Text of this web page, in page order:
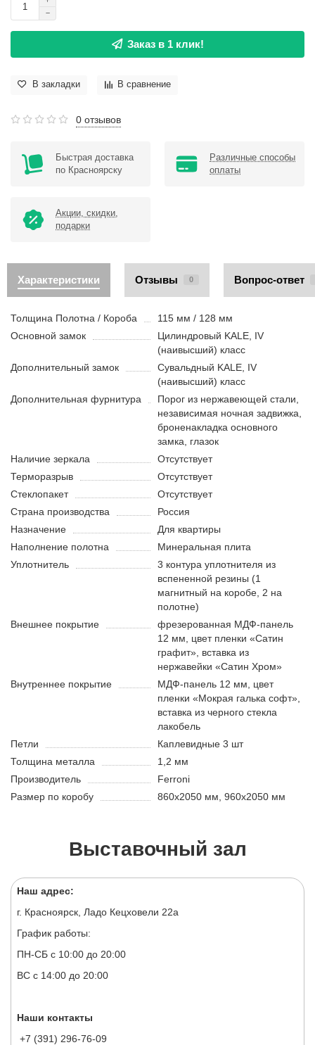
Заказ в 1 клик!
В закладки В сравнение
0 отзывов
Быстрая доставка
по Красноярску
Различные способы
оплаты
Акции, скидки,
подарки
Характеристики Отзывы 0 Вопрос-ответ
Толщина Полотна / Короба
115 мм / 128 мм
Основной замок
Цилиндровый KALE, IV
(наивысший) класс
Дополнительный замок
Сувальдный KALE, IV
(наивысший) класс
Дополнительная фурнитура
Порог из нержавеющей стали,
независимая ночная задвижка,
броненакладка основного
замка, глазок
Наличие зеркала
Отсутствует
Терморазрыв
Отсутствует
Стеклопакет
Отсутствует
Страна производства
Россия
Назначение
Для квартиры
Наполнение полотна
Минеральная плита
Уплотнитель
3 контура уплотнителя из
вспененной резины (1
магнитный на коробе, 2 на
полотне)
Внешнее покрытие
фрезерованная МДФ-панель
12 мм, цвет пленки «Сатин
графит», вставка из
нержавейки «Сатин Хром»
Внутреннее покрытие
МДФ-панель 12 мм, цвет
пленки «Мокрая галька софт»,
вставка из черного стекла
лакобель
Петли
Каплевидные 3 шт
Толщина металла
1,2 мм
Производитель
Ferroni
Размер по коробу
860х2050 мм, 960х2050 мм
Выставочный зал
Наш адрес:
г. Красноярск, Ладо Кецховели 22а
График работы:
ПН-СБ с 10:00 до 20:00
ВС с 14:00 до 20:00
Наши контакты
+7 (391) 296-76-09